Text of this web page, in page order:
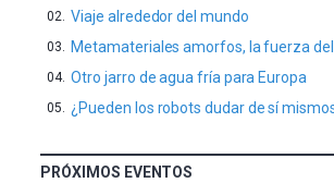
Viaje alrededor del mundo
Metamateriales amorfos, la fuerza
Otro jarro de agua fría para Europa
¿Pueden los robots dudar de sí
PRÓXIMOS EVENTOS